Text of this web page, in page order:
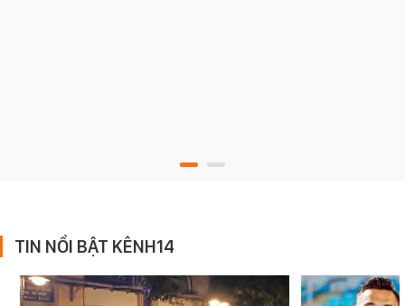
TIN NỔI BẬT KÊNH14